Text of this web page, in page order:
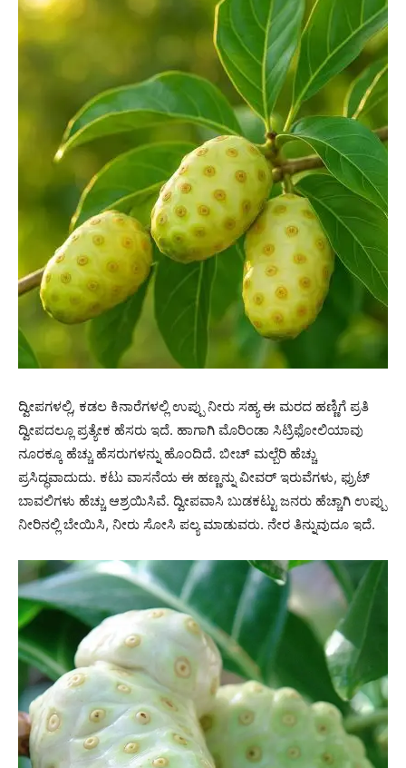
ದ್ವೀಪಗಳಲ್ಲಿ, ಕಡಲ ಕಿನಾರೆಗಳಲ್ಲಿ ಉಪ್ಪು ನೀರು ಸಹ್ಯ ಈ ಮರದ ಹಣ್ಣಿಗೆ ಪ್ರತಿ
ದ್ವೀಪದಲ್ಲೂ ಪ್ರತ್ಯೇಕ ಹೆಸರು ಇದೆ. ಹಾಗಾಗಿ ಮೊರಿಂಡಾ ಸಿಟ್ರಿಫೋಲಿಯಾವು
ನೂರಕ್ಕೂ ಹೆಚ್ಚು ಹೆಸರುಗಳನ್ನು ಹೊಂದಿದೆ. ಬೀಚ್ ಮಲ್ಬೆರಿ ಹೆಚ್ಚು
ಪ್ರಸಿದ್ಧವಾದುದು. ಕಟು ವಾಸನೆಯ ಈ ಹಣ್ಣನ್ನು ವೀವರ್ ಇರುವೆಗಳು, ಫ್ರುಟ್
ಬಾವಲಿಗಳು ಹೆಚ್ಚು ಆಶ್ರಯಿಸಿವೆ. ದ್ವೀಪವಾಸಿ ಬುಡಕಟ್ಟು ಜನರು ಹೆಚ್ಚಾಗಿ ಉಪ್ಪು
ನೀರಿನಲ್ಲಿ ಬೇಯಿಸಿ, ನೀರು ಸೋಸಿ ಪಲ್ಯ ಮಾಡುವರು. ನೇರ ತಿನ್ನುವುದೂ ಇದೆ.